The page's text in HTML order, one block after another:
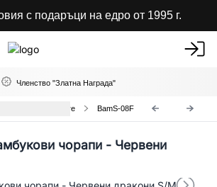
с подаръци на едро от 1995 г.
Членство "Златна Награда"
Чорапи Hop Hare BamS-08F
чорапи - Червени